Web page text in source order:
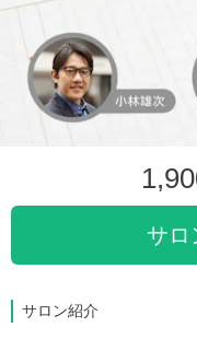
サロ
サロン紹介